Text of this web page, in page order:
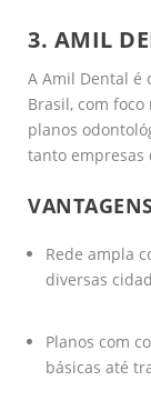
3. AMIL
A Amil Dental é
Brasil, com
planos
tanto
Rede ampla
diversas
Planos com
básicas até